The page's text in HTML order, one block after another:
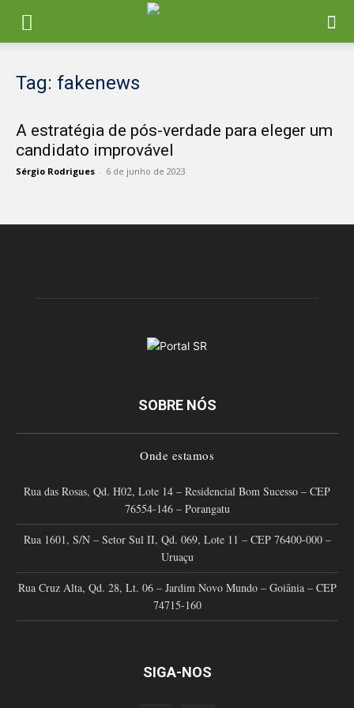
Tag: fakenews
A estratégia de pós-verdade para eleger um
candidato improvável
Sérgio Rodrigues - 6 de junho de 2023
SOBRE NÓS
Onde estamos
Rua das Rosas, Qd. H02, Lote 14 – Residencial Bom Sucesso – CEP
76554-146 – Porangatu
Rua 1601, S/N – Setor Sul II, Qd. 069, Lote 11 – CEP 76400-000 –
Uruaçu
Rua Cruz Alta, Qd. 28, Lt. 06 – Jardim Novo Mundo – Goiânia – CEP
74715-160
SIGA-NOS